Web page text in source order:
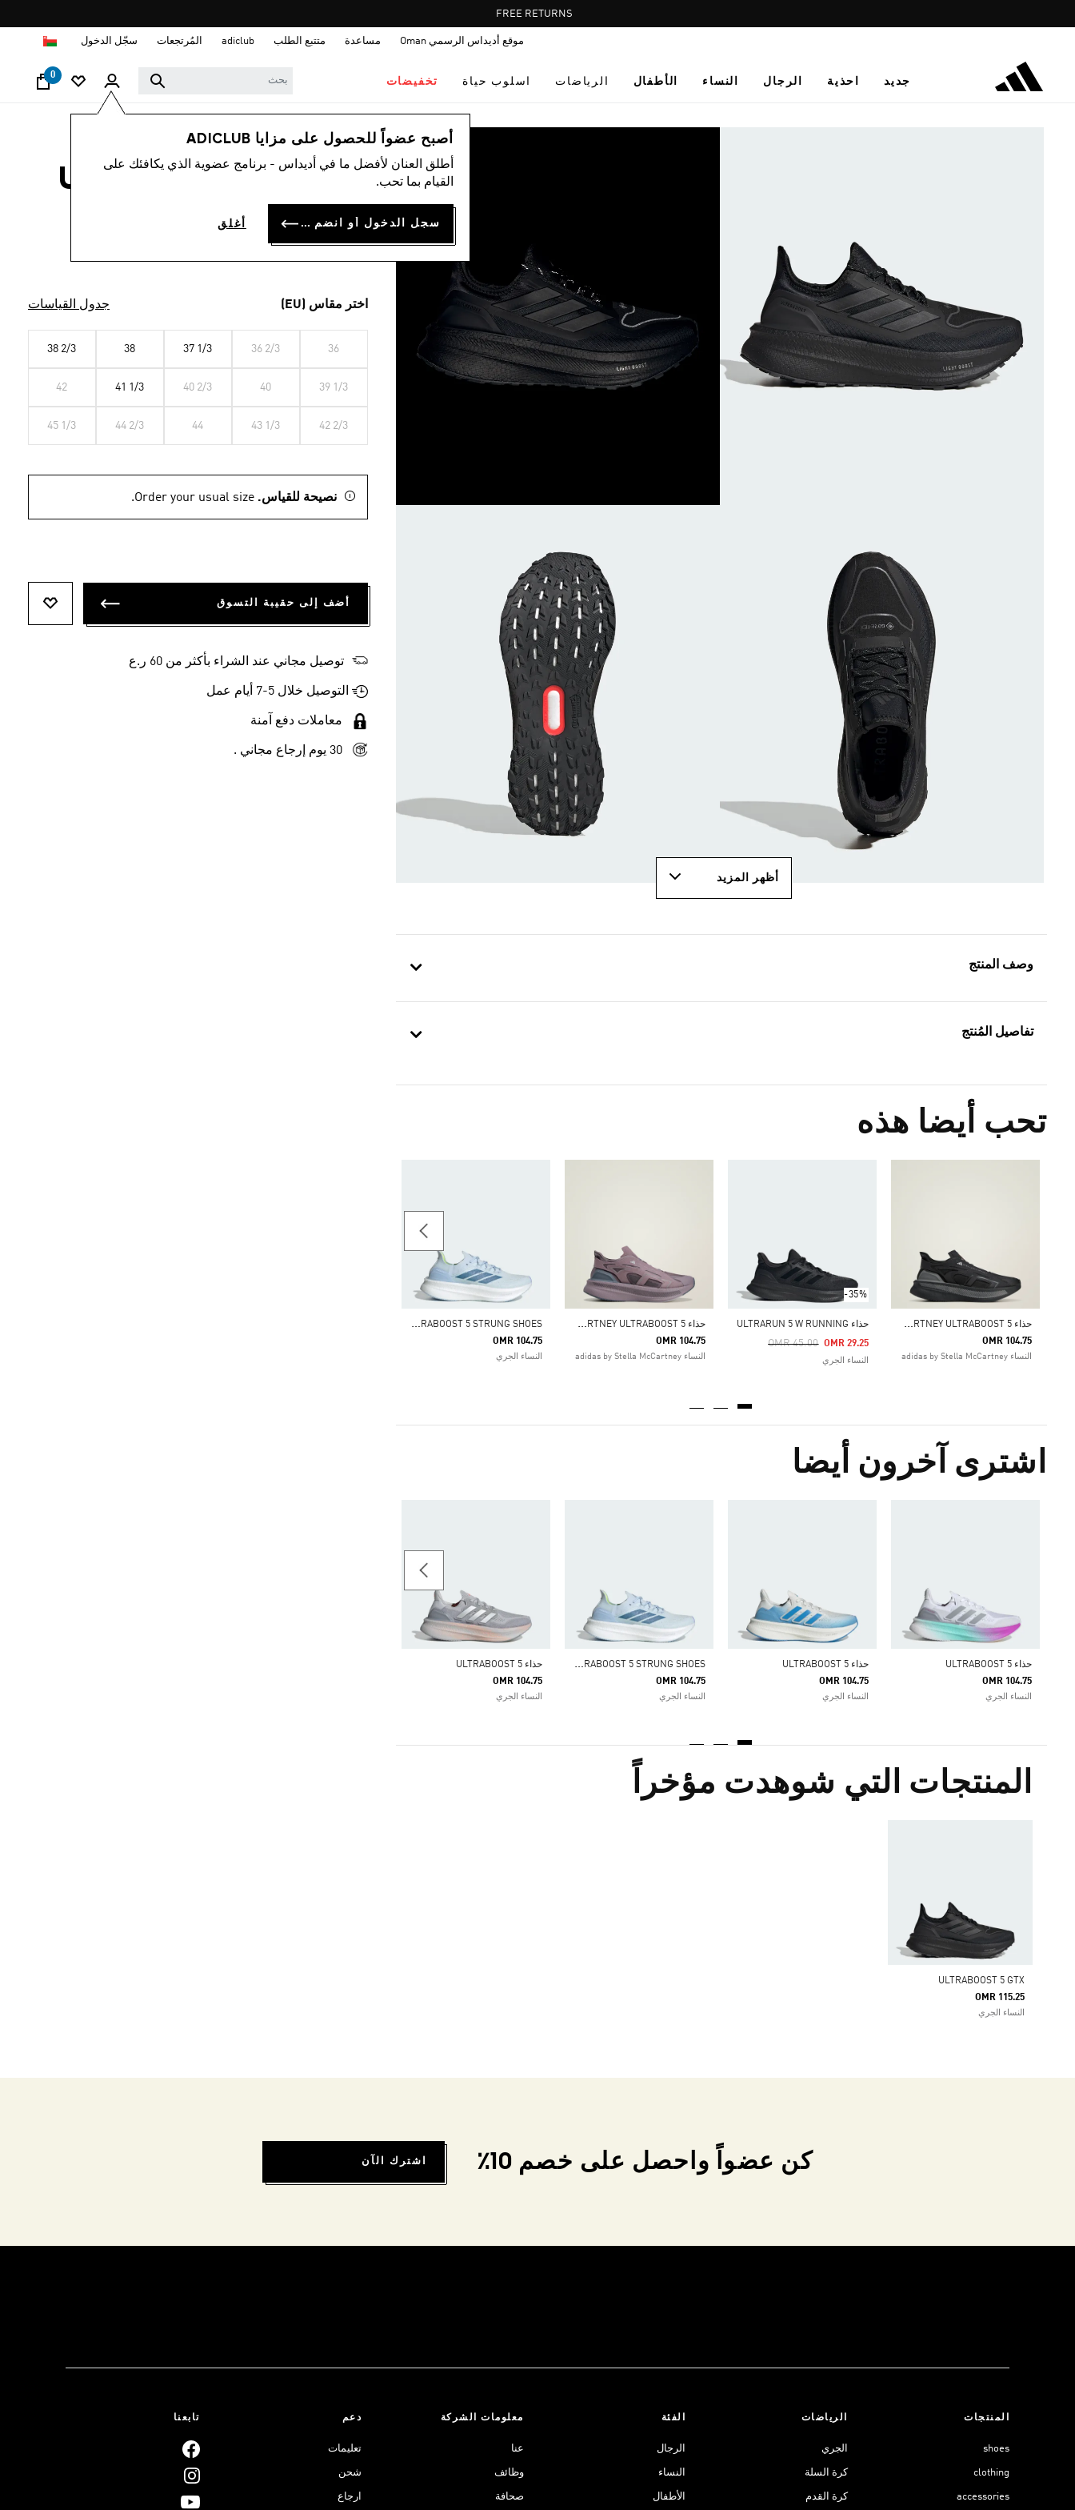
Pause
promotion
FREE RETURNS
موقع أديداس الرسمي Oman مساعدة متتبع الطلب adiclub المُرتجعات سجّل الدخول
جديد احذية الرجال النساء الأطفال الرياضات اسلوب حياة تخفيضات
0
أصبح عضواً للحصول على مزايا ADICLUB
أطلق العنان لأفضل ما في أديداس - برنامج عضوية الذي يكافئك على
القيام بما تحب.
سجل الدخول أو انضم الآن أغلق
أظهر المزيد
وصف المنتج
تفاصيل المُنتج
تحب أيضا هذه
ح
ذاء ADIDAS BY STELLA MCCARTNEY ULTRABOOST 5
OMR 104.75
النساء adidas by Stella McCartney
-35%
حذاء ULTRARUN 5 W RUNNING
Price Reduced From
OMR 45.00
To OMR 29.25
النساء الجري
ح
ذاء ADIDAS BY STELLA MCCARTNEY ULTRABOOST 5
OMR 104.75
النساء adidas by Stella McCartney
U
LTRABOOST 5 STRUNG SHOES
OMR 104.75
النساء الجري
اشترى آخرون أيضا
حذاء ULTRABOOST 5
OMR 104.75
النساء الجري
حذاء ULTRABOOST 5
OMR 104.75
النساء الجري
U
LTRABOOST 5 STRUNG SHOES
OMR 104.75
النساء الجري
حذاء ULTRABOOST 5
OMR 104.75
النساء الجري
المنتجات التي شوهدت مؤخراً
ULTRABOOST 5 GTX
OMR 115.25
النساء الجري
النساء أحذية
ULTRABOOST 5 GTX
OMR 115.25
Core Black / Core Black / Carbon
اختر مقاس (EU) جدول القياسات
36
36 2/3
37 1/3
38
38 2/3
39 1/3
40
40 2/3
41 1/3
42
42 2/3
43 1/3
44
44 2/3
45 1/3
نصيحة للقياس.Order your usual size.
أضف إلى حقيبة التسوق
توصيل مجاني عند الشراء بأكثر من 60 ر.ع
التوصيل خلال 5-7 أيام عمل
معاملات دفع آمنة
30 يوم إرجاع مجاني .
كن عضواً واحصل على خصم 10٪ اشترك الآن
المنتجات
shoes
clothing
accessories
الرياضات
الجري
كرة السلة
كرة القدم
الفئة
الرجال
النساء
الأطفال
معلومات الشركة
عنا
وظائف
صحافة
دعم
تعليمات
شحن
ارجاع
تابعنا